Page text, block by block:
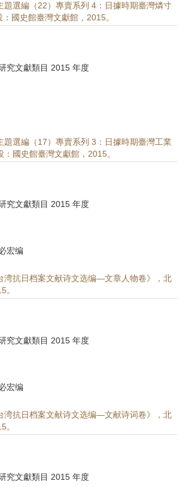
題選編（22）專賣系列 4：日據時期臺灣燐寸
國史館臺灣文獻館，2015。
究文獻類目 2015 年度
題選編（17）專賣系列 3：日據時期臺灣工業
國史館臺灣文獻館，2015。
究文獻類目 2015 年度
宏编
湾抗日档案文献诗文选编—文章人物卷》，北
。
究文獻類目 2015 年度
宏编
湾抗日档案文献诗文选编—文献诗词卷》，北
。
究文獻類目 2015 年度